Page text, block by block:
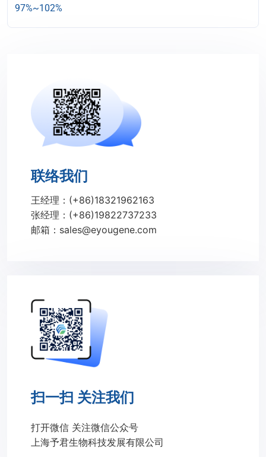
97%~102%
联络我们
王经理：(+86)18321962163
张经理：(+86)19822737233
邮箱：sales@eyougene.com
扫一扫 关注我们
打开微信 关注微信公众号
上海予君生物科技发展有限公司